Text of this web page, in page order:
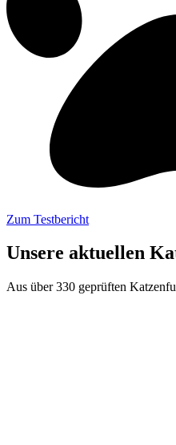
Zum Testbericht
Unsere aktuellen
Aus über 330 geprüften